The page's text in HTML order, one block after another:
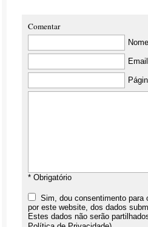
Comentar
* Obrigatório
Sim, dou consentimento para
por este website, dos dados
Estes dados não serão